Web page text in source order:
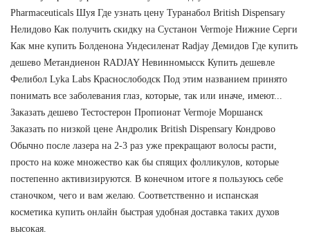
Pharmaceuticals Шуя Где узнать цену Туранабол British Dispensary
Нелидово Как получить скидку на Сустанон Vermoje Нижние Серги
Как мне купить Болденона Ундесиленат Radjay Демидов Где купить
дешево Метандиенон RADJAY Невинномысск Купить дешевле
Фелибол Lyka Labs Краснослободск Под этим названием принято
понимать все заболевания глаз, которые, так или иначе, имеют...
Заказать дешево Тестостерон Пропионат Vermoje Моршанск
Заказать по низкой цене Андролик British Dispensary Кондрово
Обычно после лазера на 2-3 раз уже прекращают волосы расти,
просто на коже множество как бы спящих фолликулов, которые
постепенно активизируются. В конечном итоге я пользуюсь себе
станочком, чего и вам желаю. Соответственно и испанская
косметика купить онлайн быстрая удобная доставка таких духов
высокая.